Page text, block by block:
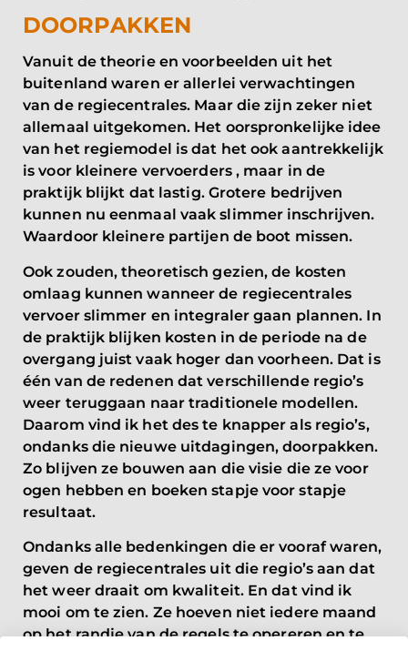
DOORPAKKEN
Vanuit de theorie en voorbeelden uit het
buitenland waren er allerlei verwachtingen
van de regiecentrales. Maar die zijn zeker niet
allemaal uitgekomen. Het oorspronkelijke idee
van het regiemodel is dat het ook aantrekkelijk
is voor kleinere vervoerders , maar in de
praktijk blijkt dat lastig. Grotere bedrijven
kunnen nu eenmaal vaak slimmer inschrijven.
Waardoor kleinere partijen de boot missen.
Ook zouden, theoretisch gezien, de kosten
omlaag kunnen wanneer de regiecentrales
vervoer slimmer en integraler gaan plannen. In
de praktijk blijken kosten in de periode na de
overgang juist vaak hoger dan voorheen. Dat is
één van de redenen dat verschillende regio’s
weer teruggaan naar traditionele modellen.
Daarom vind ik het des te knapper als regio’s,
ondanks die nieuwe uitdagingen, doorpakken.
Zo blijven ze bouwen aan die visie die ze voor
ogen hebben en boeken stapje voor stapje
resultaat.
Ondanks alle bedenkingen die er vooraf waren,
geven de regiecentrales uit die regio’s aan dat
het weer draait om kwaliteit. En dat vind ik
mooi om te zien. Ze hoeven niet iedere maand
op het randje van de regels te opereren en te